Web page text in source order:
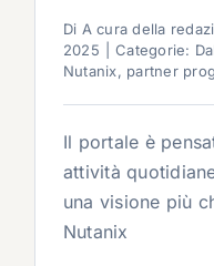
Di A cura della
2025
Categorie:
Nutanix, partner
Il portale è
attività
una visione più
Nutanix